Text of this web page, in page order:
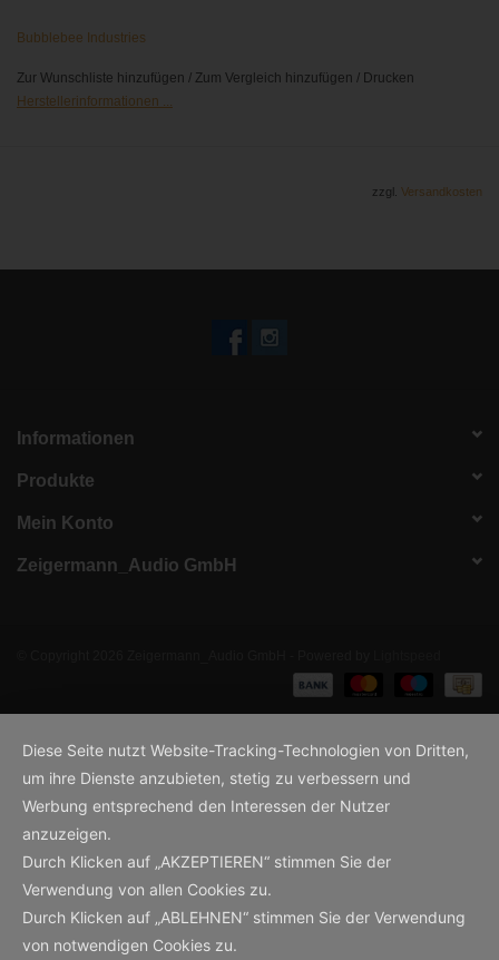
Bubblebee Industries
Zur Wunschliste hinzufügen / Zum Vergleich hinzufügen / Drucken
Herstellerinformationen ...
zzgl. Versandkosten
Informationen
Produkte
Mein Konto
Zeigermann_Audio GmbH
Diese Seite nutzt Website-Tracking-Technologien von Dritten,
um ihre Dienste anzubieten, stetig zu verbessern und
Werbung entsprechend den Interessen der Nutzer
anzuzeigen.
Durch Klicken auf „AKZEPTIEREN“ stimmen Sie der
Verwendung von allen Cookies zu.
Durch Klicken auf „ABLEHNEN“ stimmen Sie der Verwendung
von notwendigen Cookies zu.